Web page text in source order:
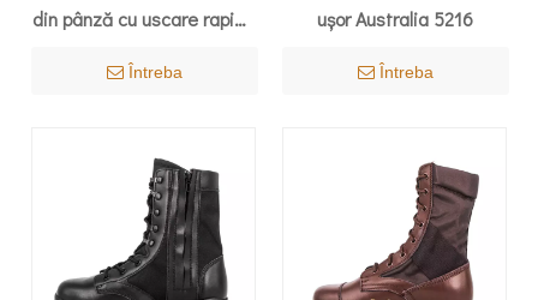
din pânză cu uscare rapidă
Întreba
ușor Australia 5216
Întreba